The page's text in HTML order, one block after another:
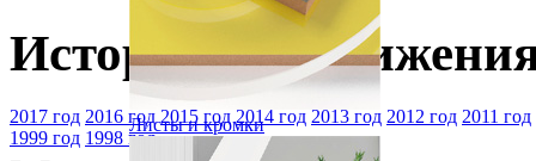
Листы и кромки
История и
2017 год 2016 год 2015 год 2014 год 2013 год 2012 год 2011 год
1999 год 1998 год